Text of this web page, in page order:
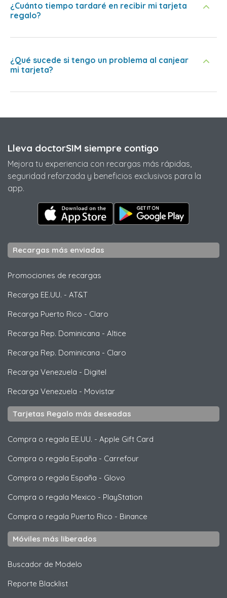
¿Cuánto tiempo tardaré en recibir mi tarjeta
regalo?
¿Qué sucede si tengo un problema al canjear
mi tarjeta?
Lleva doctorSIM siempre contigo
Mejora tu experiencia con recargas más rápidas,
seguridad reforzada y beneficios exclusivos para la
app.
Recargas más enviadas
Promociones de recargas
Recarga EE.UU. - AT&T
Recarga Puerto Rico - Claro
Recarga Rep. Dominicana - Altice
Recarga Rep. Dominicana - Claro
Recarga Venezuela - Digitel
Recarga Venezuela - Movistar
Tarjetas Regalo más deseadas
Compra o regala EE.UU. - Apple Gift Card
Compra o regala España - Carrefour
Compra o regala España - Glovo
Compra o regala Mexico - PlayStation
Compra o regala Puerto Rico - Binance
Móviles más liberados
Buscador de Modelo
Reporte Blacklist